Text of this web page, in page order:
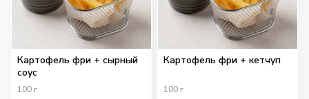
Картофель фри + сырный
соус
100 г
Картофель фри + кетчуп
100 г